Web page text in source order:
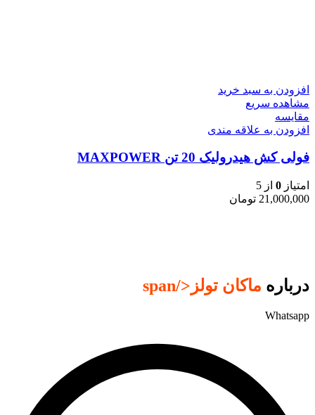
افزودن به سبد خرید
مشاهده سریع
مقایسه
افزودن به علاقه مندی
فولی کش هیدرولیک 20 تن MAXPOWER
امتیاز 0 از 5
21,000,000 تومان
درباره ماکان تولز </span
Whatsapp